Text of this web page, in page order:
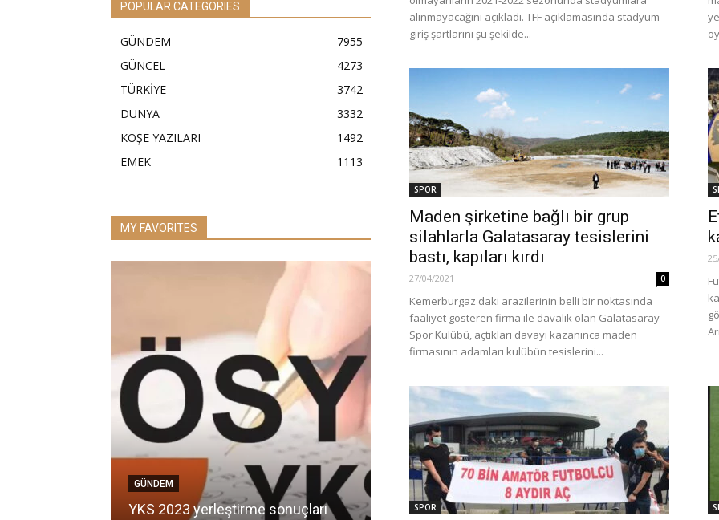
alınmayacağını açıkladı. TFF açıklamasında stadyum
giriş şartlarını şu şekilde...
SPOR
Maden şirketine bağlı bir grup
silahlarla Galatasaray tesislerini
bastı, kapıları kırdı
27/04/2021 0
Kemerburgaz'daki arazilerinin belli bir noktasında
faaliyet gösteren firma ile davalık olan Galatasaray
Spor Kulübü, açtıkları davayı kazanınca maden
firmasının adamları kulübün tesislerini...
SPOR
POPULAR CATEGORIES
GÜNDEM
7955
GÜNCEL
4273
TÜRKİYE
3742
DÜNYA
3332
KÖŞE YAZILARI
1492
EMEK
1113
MY FAVORITES
GÜNDEM
YKS 2023 yerleştirme sonuçları
GÜNDEM
GÜNCEL
ENAG 1